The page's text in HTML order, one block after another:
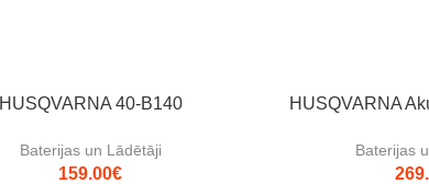
HUSQVARNA 40-B140
Baterijas un Lādētāji
159.00€
HUSQVARNA
Baterijas